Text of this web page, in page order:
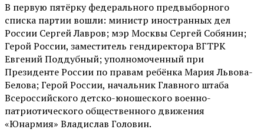
В первую пятёрку федерального предвыборного
списка партии вошли: министр иностранных дел
России Сергей Лавров; мэр Москвы Сергей Собянин;
Герой России, заместитель гендиректора ВГТРК
Евгений Поддубный; уполномоченный при
Президенте России по правам ребёнка Мария Львова-
Белова; Герой России, начальник Главного штаба
Всероссийского детско-юношеского военно-
патриотического общественного движения
«Юнармия» Владислав Головин.